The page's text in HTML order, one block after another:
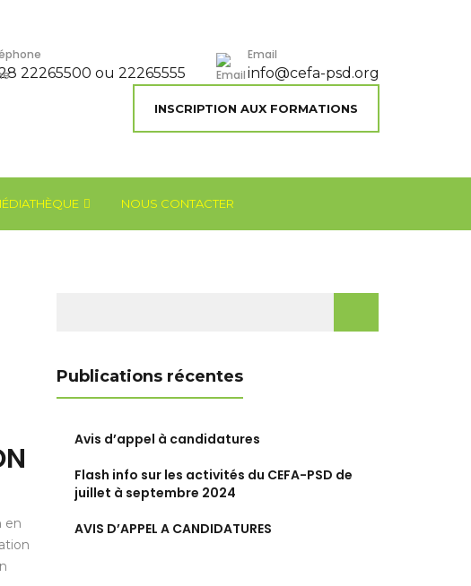
22265500 ou 22265555
Email
info@cefa-psd.org
INSCRIPTION AUX FORMATIONS
NOUS CONTACTER
en
Publications récentes
Avis d’appel à candidatures
Flash info sur les activités du CEFA-PSD de
juillet à septembre 2024
AVIS D’APPEL A CANDIDATURES